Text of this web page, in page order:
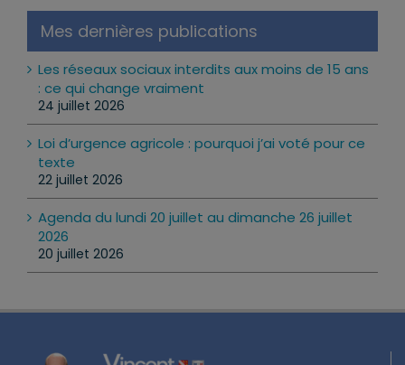
Mes dernières publications
Les réseaux sociaux interdits aux moins de 15 ans
: ce qui change vraiment
24 juillet 2026
Loi d’urgence agricole : pourquoi j’ai voté pour ce
texte
22 juillet 2026
Agenda du lundi 20 juillet au dimanche 26 juillet
2026
20 juillet 2026